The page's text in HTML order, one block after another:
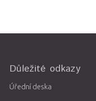
Důležité odkazy
Úřední deska